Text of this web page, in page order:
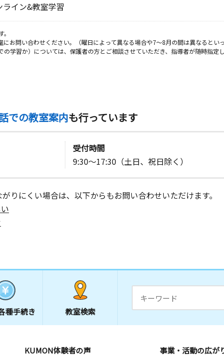
ライン&教室学習
お問い合わせください。（曜日によって異なる場合や7～8月の間は異なるとい
学習か）については、保護者の方とご相談させていただき、指導者が随時指定し
での教室案内も行っています
受付時間
9:30～17:30（土日、祝日除く）
りにくい場合は、以下からもお問い合わせいただけます。
種手続き 教室検索
KUMON体験者の声 事業・活動の広が